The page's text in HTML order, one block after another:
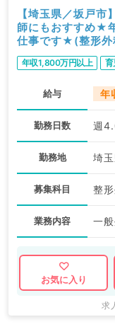
【埼玉県／坂戸
師にもおすすめ★
仕事です★(整形外
年収1,800万円以上 育
給与 年
勤務日数 週
勤務地 埼
募集科目 整
業務内容 一
お気に入り
求